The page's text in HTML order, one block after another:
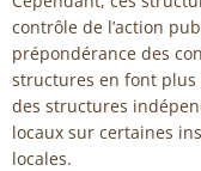
contrôle de l’action
prépondérance des
structures en font plus
des structures
locaux sur certaines
locales.